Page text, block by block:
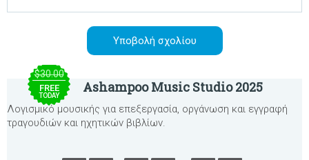
$30.00
FREE
TODAY
Ashampoo Music Studio 2025
Λογισμικό μουσικής για επεξεργασία, οργάνωση και εγγραφή
τραγουδιών και ηχητικών βιβλίων.